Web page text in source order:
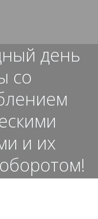
день
со
и их